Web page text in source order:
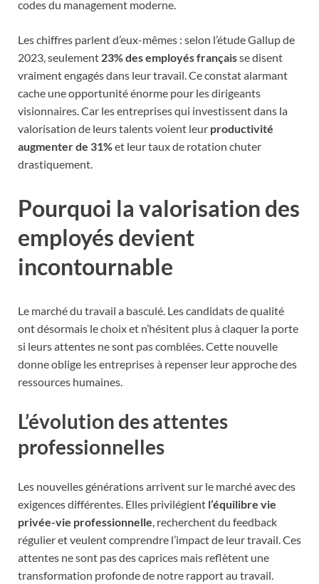
codes du management moderne.
Les chiffres parlent d’eux-mêmes : selon l’étude Gallup de
2023, seulement 23% des employés françaisse disent
vraiment engagés dans leur travail. Ce constat alarmant
cache une opportunité énorme pour les dirigeants
visionnaires. Car les entreprises qui investissent dans la
valorisation de leurs talents voient leur productivité
augmenter de 31%et leur taux de rotation chuter
drastiquement.
Pourquoi la valorisation des
employés devient
incontournable
Le marché du travail a basculé. Les candidats de qualité
ont désormais le choix et n’hésitent plus à claquer la porte
si leurs attentes ne sont pas comblées. Cette nouvelle
donne oblige les entreprises à repenser leur approche des
ressources humaines.
L’évolution des attentes
professionnelles
Les nouvelles générations arrivent sur le marché avec des
exigences différentes. Elles privilégient l’équilibre vie
privée-vie professionnelle, recherchent du feedback
régulier et veulent comprendre l’impact de leur travail. Ces
attentes ne sont pas des caprices mais reflètent une
transformation profonde de notre rapport au travail.